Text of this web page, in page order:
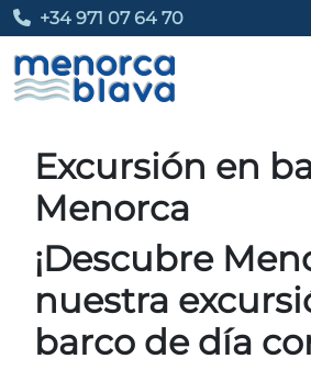
+34 971 07 64 70
Excursión en
Menorca
¡Descubre
nuestra
barco de día